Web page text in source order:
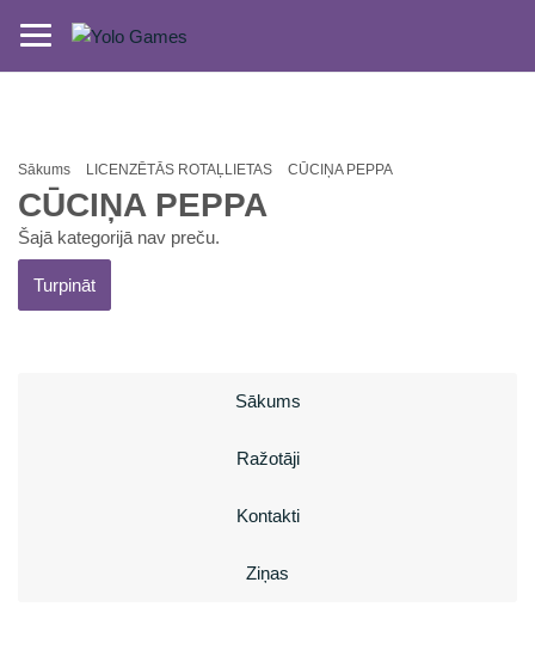
Sākums LICENZĒTĀS ROTAĻLIETAS CŪCIŅA PEPPA
CŪCIŅA PEPPA
Šajā kategorijā nav preču.
Turpināt
Sākums
Ražotāji
Kontakti
Ziņas